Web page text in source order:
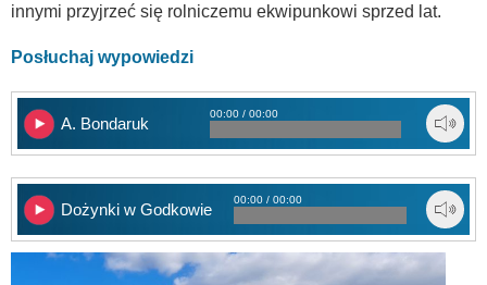
innymi przyjrzeć się rolniczemu ekwipunkowi sprzed lat.
Posłuchaj wypowiedzi
A. Bondaruk
00:00 / 00:00
Dożynki w Godkowie
00:00 / 00:00